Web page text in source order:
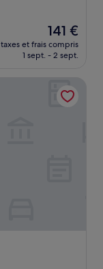
Le
nouveau
prix
de
141 €
141 €
taxes et frais compris
1 sept. - 2 sept.